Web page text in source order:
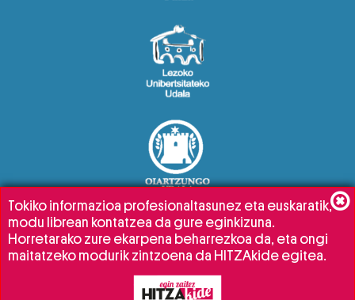
Tokiko informazioa profesionaltasunez eta euskaratik,
modu librean kontatzea da gure eginkizuna.
Horretarako zure ekarpena beharrezkoa da, eta ongi
maitatzeko modurik zintzoena da HITZAkide egitea.